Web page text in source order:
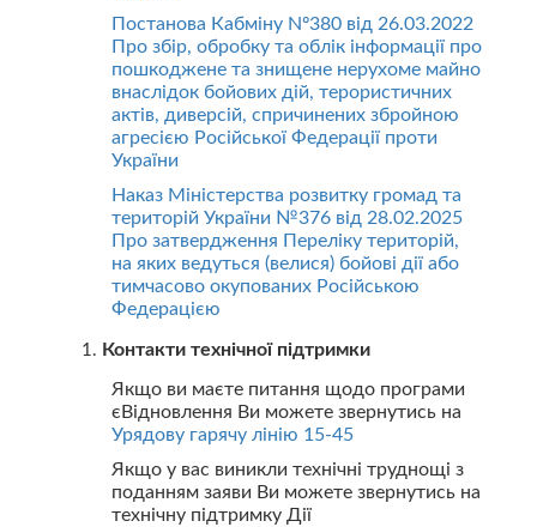
Постанова Кабміну Nº380 від 26.03.2022
Про збір, обробку та облік інформації про
пошкоджене та знищене нерухоме майно
внаслідок бойових дій, терористичних
актів, диверсій, спричинених збройною
агресією Російської Федерації проти
України
Наказ Міністерства розвитку громад та
територій України №376 від 28.02.2025
Про затвердження Переліку територій,
на яких ведуться (велися) бойові дії або
тимчасово окупованих Російською
Федерацією
Контакти технічної підтримки
Якщо ви маєте питання щодо програми
єВідновлення Ви можете звернутись на
Урядову гарячу лінію 15-45
Якщо у вас виникли технічні труднощі з
поданням заяви Ви можете звернутись на
технічну підтримку Дії